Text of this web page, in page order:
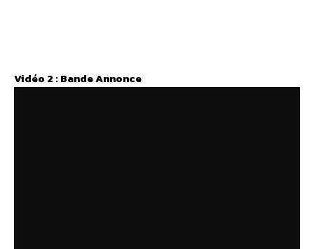
Vidéo 2 : Bande Annonce